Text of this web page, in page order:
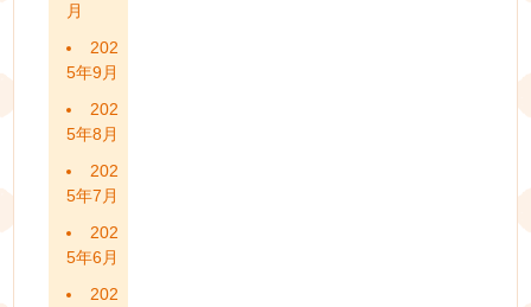
月
202
5年9月
202
5年8月
202
5年7月
202
5年6月
202